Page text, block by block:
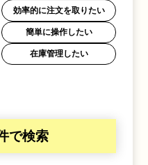
効率的に注文を取りたい
簡単に操作したい
在庫管理したい
で検索